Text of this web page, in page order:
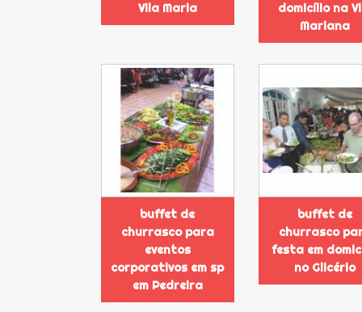
Vila Maria
domicílio na
Mariana
buffet de
churrasco para
eventos
corporativos em sp
em Pedreira
buffet de
churrasco
festa em
no Glicério